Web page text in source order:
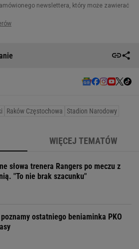
Raków Częstochowa Stadion Narodowy
WIĘCEJ TEMATÓW
słowa trenera Rangers po meczu z
"To nie brak szacunku"
ostatniego beniaminka PKO